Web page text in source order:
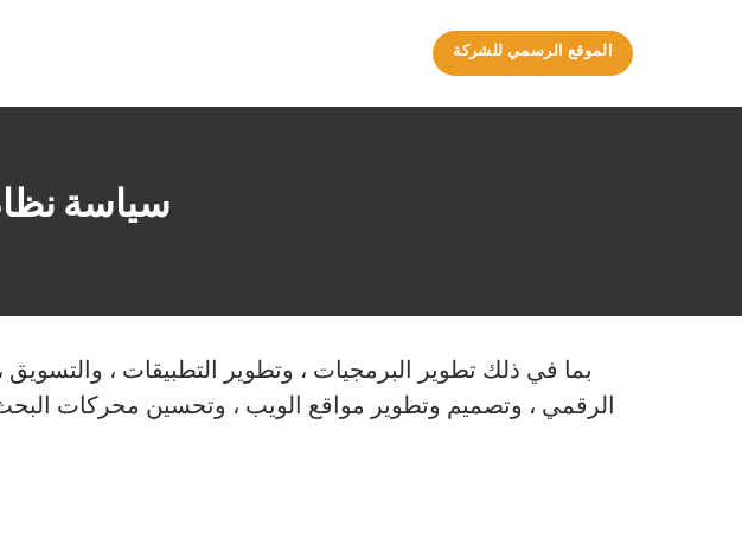
الموقع الرسمي للشركة
سياسة
الرقمي ، وتصميم وتطوير مواقع الويب ، وتحسين محركات